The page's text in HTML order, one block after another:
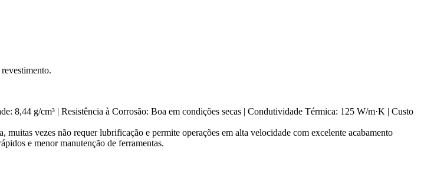
8,44 g/cm³ | Resistência à Corrosão: Boa em condições secas | Condutividade Térmica: 125 W/m·K | Custo
vezes não requer lubrificação e permite operações em alta velocidade com excelente acabamento
e menor manutenção de ferramentas.